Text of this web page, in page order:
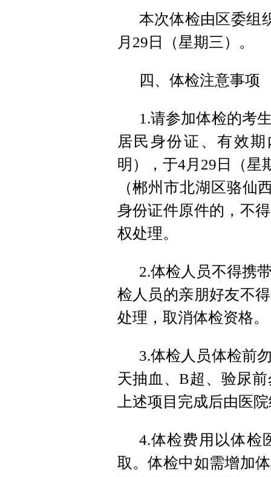
本次体检由区委组
月29日（星期三）。
四、体检注意事项
1.请参加体检的考
居民身份证、有效
明），于4月29日（星
（郴州市北湖区骆仙
身份证件原件的，不
权处理。
2.体检人员不得携
检人员的亲朋好友不
处理，取消体检资格。
3.体检人员体检前
天抽血、B超、验尿
上述项目完成后由医
4.体检费用以体检
取。体检中如需增加